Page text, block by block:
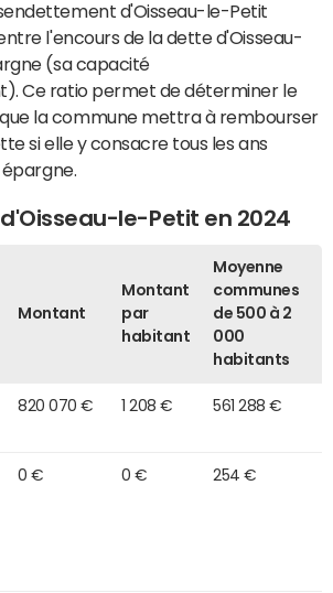
d'Oisseau-le-Petit
l'encours de la dette d'Oisseau-
(sa capacité
Ce ratio permet de déterminer le
la commune mettra à rembourser
si elle y consacre tous les ans
le-Petit en 2024
Montant
Montant
par
habitant
Moyenne
communes
de 500 à 2
000
habitants
820 070 € 1 208 € 561 288 €
0 € 0 € 254 €